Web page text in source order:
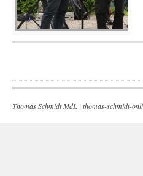
Thomas Schmidt MdL | thomas-schmidt-